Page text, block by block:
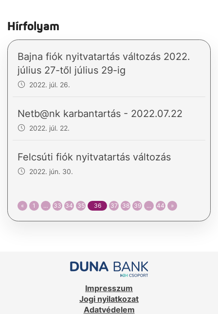
Hírfolyam
Bajna fiók nyitvatartás változás 2022.
július 27-től július 29-ig
2022. júl. 26.
Netb@nk karbantartás - 2022.07.22
2022. júl. 22.
Felcsúti fiók nyitvatartás változás
2022. jún. 30.
« 1 … 33 34 35 36 37 38 39 … 44 »
Impresszum
Jogi nyilatkozat
Adatvédelem